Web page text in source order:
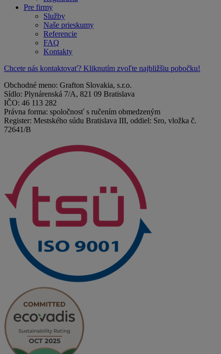
Pre firmy
Služby
Naše prieskumy
Referencie
FAQ
Kontakty
Chcete nás kontaktovať? Kliknutím zvoľte najbližšiu pobočku!
Obchodné meno: Grafton Slovakia, s.r.o.
Sídlo: Plynárenská 7/A, 821 09 Bratislava
IČO: 46 113 282
Právna forma: spoločnosť s ručením obmedzeným
Register: Mestského súdu Bratislava III, oddiel: Sro, vložka č.
72641/B